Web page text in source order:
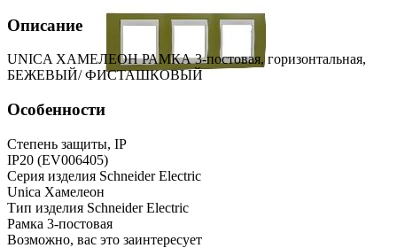
Описание
UNICA ХАМЕЛЕОН РАМКА 3-постовая, горизонтальная,
БЕЖЕВЫЙ/ ФИСТАШКОВЫЙ
Особенности
Степень защиты, IP
IP20 (EV006405)
Серия изделия Schneider Electric
Unica Хамелеон
Тип изделия Schneider Electric
Рамка 3-постовая
Возможно, вас это заинтересует